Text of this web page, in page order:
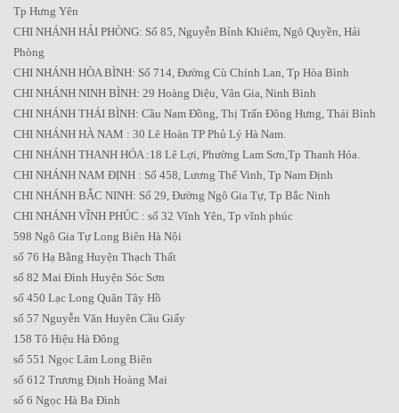
Tp Hưng Yên
CHI NHÁNH HẢI PHÒNG: Số 85, Nguyễn Bỉnh Khiêm, Ngô Quyền, Hải
Phòng
CHI NHÁNH HÒA BÌNH: Số 714, Đường Cù Chính Lan, Tp Hòa Bình
CHI NHÁNH NINH BÌNH: 29 Hoàng Diệu, Vân Gia, Ninh Bình
CHI NHÁNH THÁI BÌNH: Cầu Nam Đồng, Thị Trấn Đông Hưng, Thái Bình
CHI NHÁNH HÀ NAM : 30 Lê Hoàn TP Phủ Lý Hà Nam.
CHI NHÁNH THANH HÓA :18 Lê Lợi, Phường Lam Sơn,Tp Thanh Hóa.
CHI NHÁNH NAM ĐỊNH : Số 458, Lương Thế Vinh, Tp Nam Định
CHI NHÁNH BẮC NINH: Số 29, Đường Ngô Gia Tự, Tp Bắc Ninh
CHI NHÁNH VĨNH PHÚC : số 32 Vĩnh Yên, Tp vĩnh phúc
598 Ngô Gia Tự Long Biên Hà Nội
số 76 Hạ Bằng Huyện Thạch Thất
số 82 Mai Đình Huyện Sóc Sơn
số 450 Lạc Long Quân Tây Hồ
số 57 Nguyễn Văn Huyên Cầu Giấy
158 Tô Hiệu Hà Đông
số 551 Ngọc Lâm Long Biên
số 612 Trương Định Hoàng Mai
số 6 Ngọc Hà Ba Đình